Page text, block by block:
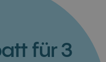
für 3